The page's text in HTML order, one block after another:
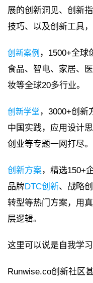
展的创新洞见、创新
技巧、以及创新工具
创新案例 ，1500+全球
食品、智电、家居、
妆等全球20多行业。
创新学堂 ，3000+创新
中国实践，应用设计
创业等专题一网打尽。
创新方案，精选150+
品牌DTC创新、战略
转型等热门方案，用
层逻辑。
这里可以说是自我学
Runwise.co创新社区